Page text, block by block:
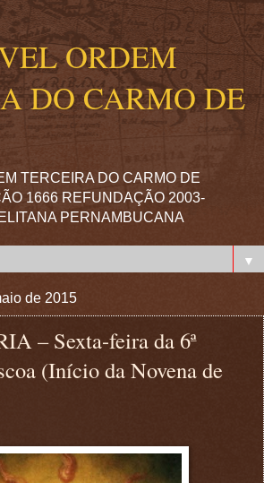
ORDEM
DO CARMO DE
TERCEIRA DO CARMO DE
1666 REFUNDAÇÃO 2003-
PERNAMBUCANA
▼
de 2015
– Sexta-feira da 6ª
(Início da Novena de